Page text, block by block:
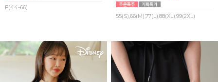
F(44-66)
55(S),66(M),77(L),88(XL),99(2XL)